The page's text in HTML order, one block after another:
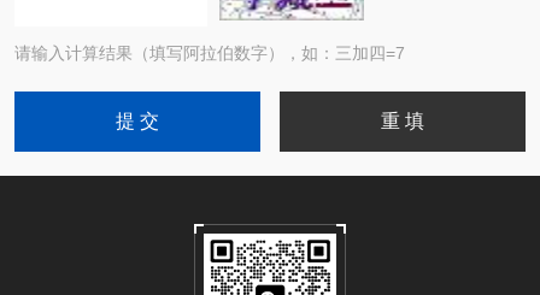
请输入计算结果（填写阿拉伯数字），如：三加四=7